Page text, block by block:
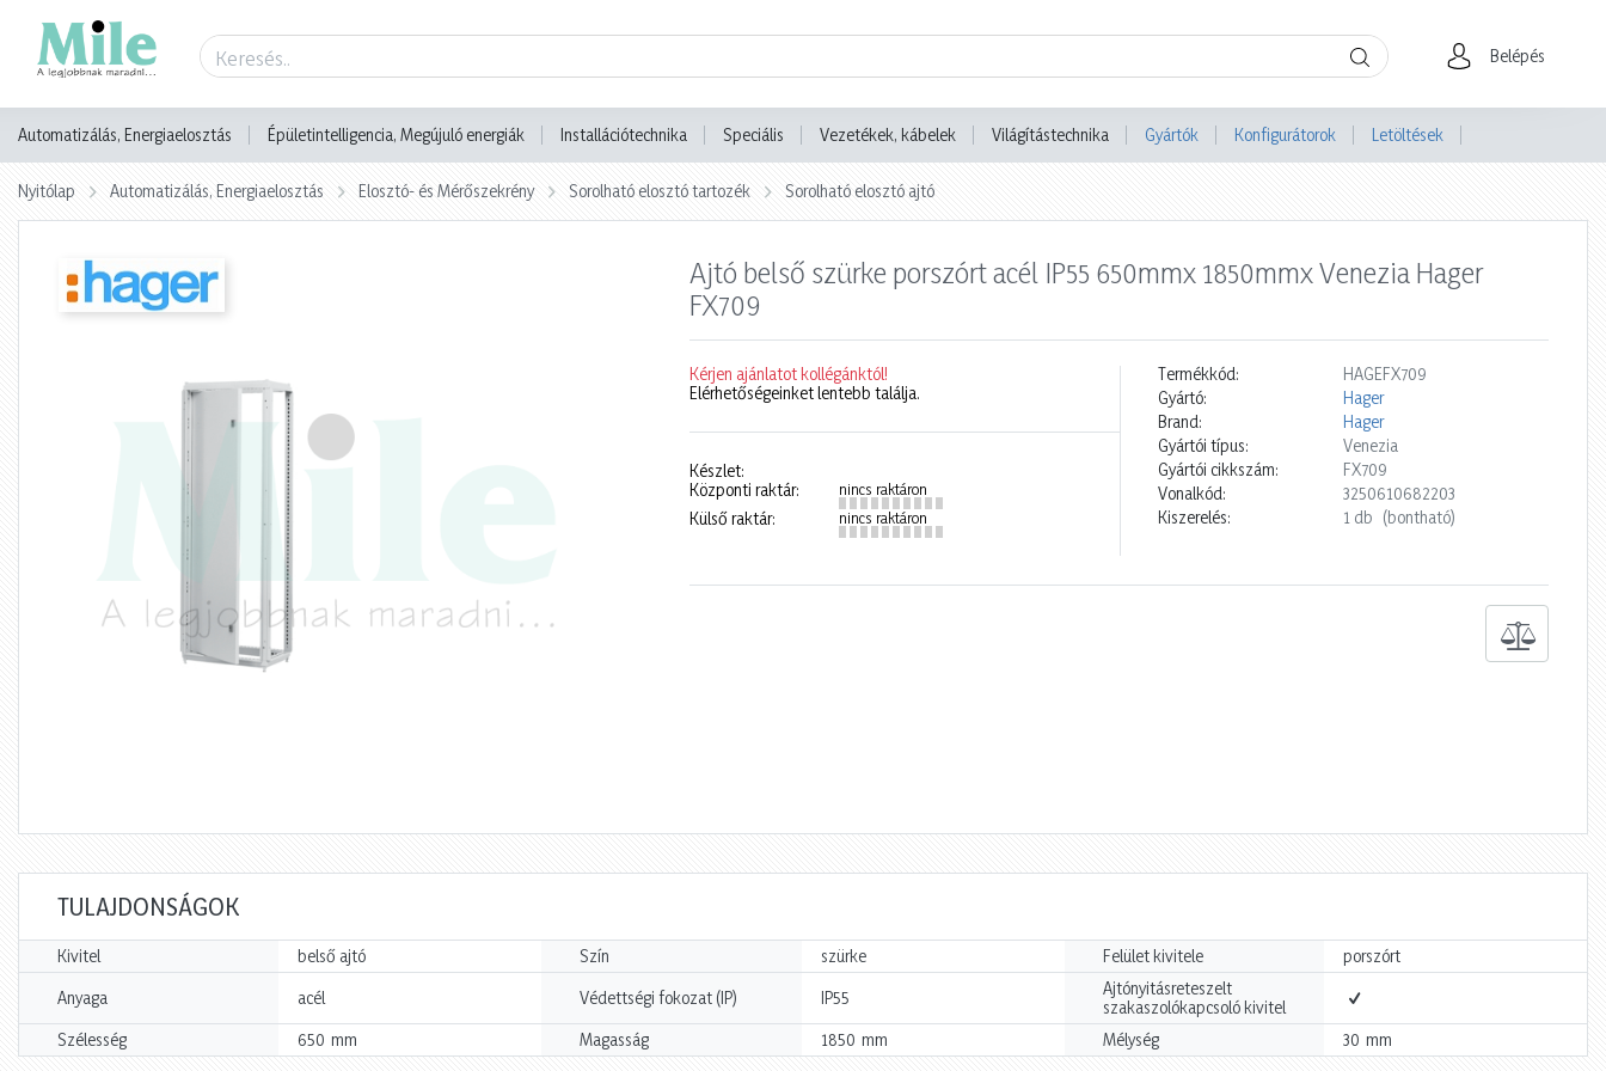
Belépés
Automatizálás, Energiaelosztás Épületintelligencia, Megújuló energiák Installációtechnika Speciális Vezetékek, kábelek Világítástechnika Gyártók Konfigurátorok Letöltések
Nyitólap Automatizálás, Energiaelosztás Elosztó- és Mérőszekrény Sorolható elosztó tartozék Sorolható elosztó ajtó
Ajtó belső szürke porszórt acél IP55 650mmx 1850mmx Venezia Hager
FX709
Kérjen ajánlatot kollégánktól!
Elérhetőségeinket lentebb találja.
Készlet:
Központi raktár:
nincs raktáron
Külső raktár: nincs raktáron
Termékkód:
HAGEFX709
Gyártó:
Hager
Brand:
Hager
Gyártói típus:
Venezia
Gyártói cikkszám:
FX709
Vonalkód:
3250610682203
Kiszerelés:
1 db (bontható)
TULAJDONSÁGOK
Kivitel belső ajtó Szín szürke Felület kivitele porszórt
Anyaga acél Védettségi fokozat (IP) IP55
Ajtónyitásreteszelt
szakaszolókapcsoló kivitel
Szélesség
650 mm Magasság 1850 mm Mélység 30 mm
Termék adatlap